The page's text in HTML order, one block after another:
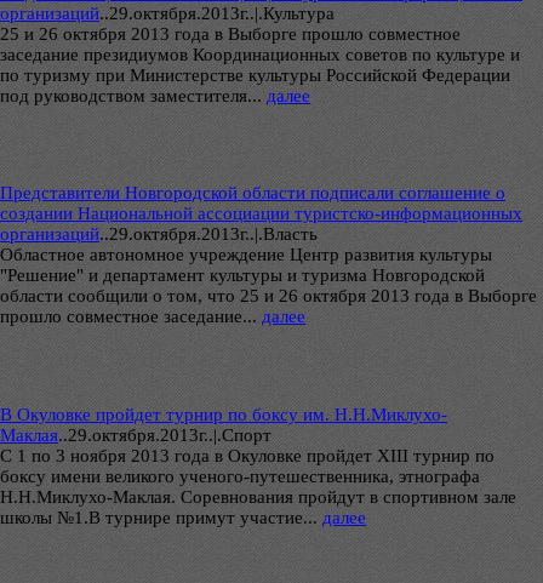
организаций..29.октября.2013г..|.Культура
25 и 26 октября 2013 года в Выборге прошло совместное
заседание президиумов Координационных советов по культуре и
по туризму при Министерстве культуры Российской Федерации
под руководством заместителя... далее
Представители Новгородской области подписали соглашение о
создании Национальной ассоциации туристско-информационных
организаций..29.октября.2013г..|.Власть
Областное автономное учреждение Центр развития культуры
"Решение" и департамент культуры и туризма Новгородской
области сообщили о том, что 25 и 26 октября 2013 года в Выборге
прошло совместное заседание... далее
В Окуловке пройдет турнир по боксу им. Н.Н.Миклухо-
Маклая..29.октября.2013г..|.Спорт
С 1 по 3 ноября 2013 года в Окуловке пройдет XIII турнир по
боксу имени великого ученого-путешественника, этнографа
Н.Н.Миклухо-Маклая. Соревнования пройдут в спортивном зале
школы №1.В турнире примут участие... далее